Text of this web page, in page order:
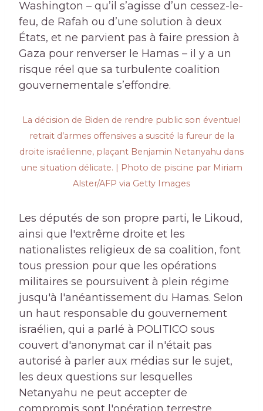
Washington – qu’il s’agisse d’un cessez-le-
feu, de Rafah ou d’une solution à deux
États, et ne parvient pas à faire pression à
Gaza pour renverser le Hamas – il y a un
risque réel que sa turbulente coalition
gouvernementale s’effondre.
La décision de Biden de rendre public son éventuel
retrait d’armes offensives a suscité la fureur de la
droite israélienne, plaçant Benjamin Netanyahu dans
une situation délicate. | Photo de piscine par Miriam
Alster/AFP via Getty Images
Les députés de son propre parti, le Likoud,
ainsi que l'extrême droite et les
nationalistes religieux de sa coalition, font
tous pression pour que les opérations
militaires se poursuivent à plein régime
jusqu'à l'anéantissement du Hamas. Selon
un haut responsable du gouvernement
israélien, qui a parlé à POLITICO sous
couvert d'anonymat car il n'était pas
autorisé à parler aux médias sur le sujet,
les deux questions sur lesquelles
Netanyahu ne peut accepter de